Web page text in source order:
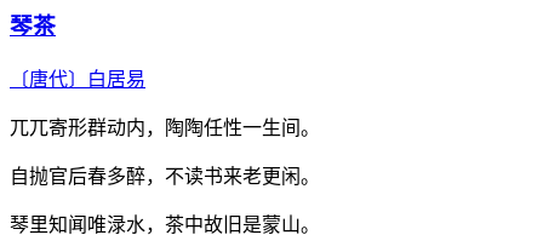
琴茶
〔唐代〕 白居易
兀兀寄形群动内，陶陶任性一生间。
自抛官后春多醉，不读书来老更闲。
琴里知闻唯渌水，茶中故旧是蒙山。